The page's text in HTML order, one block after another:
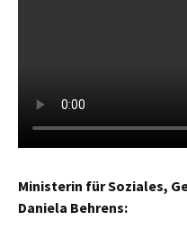
Ministerin für Soziales,
Daniela Behrens: